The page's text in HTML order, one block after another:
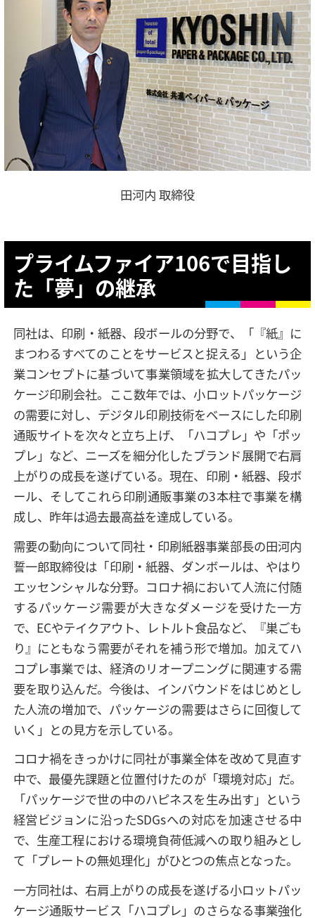
田河内 取締役
プライムファイア106で目指し
た「夢」の継承
同社は、印刷・紙器、段ボールの分野で、「『紙』に
まつわるすべてのことをサービスと捉える」という企
業コンセプトに基づいて事業領域を拡大してきたパッ
ケージ印刷会社。ここ数年では、小ロットパッケージ
の需要に対し、デジタル印刷技術をベースにした印刷
通販サイトを次々と立ち上げ、「ハコプレ」や「ポッ
プレ」など、ニーズを細分化したブランド展開で右肩
上がりの成長を遂げている。現在、印刷・紙器、段ボ
ール、そしてこれら印刷通販事業の3本柱で事業を構
成し、昨年は過去最高益を達成している。
需要の動向について同社・印刷紙器事業部長の田河内
誓一郎取締役は「印刷・紙器、ダンボールは、やはり
エッセンシャルな分野。コロナ禍において人流に付随
するパッケージ需要が大きなダメージを受けた一方
で、ECやテイクアウト、レトルト食品など、『巣ごも
り』にともなう需要がそれを補う形で増加。加えてハ
コプレ事業では、経済のリオープニングに関連する需
要を取り込んだ。今後は、インバウンドをはじめとし
た人流の増加で、パッケージの需要はさらに回復して
いく」との見方を示している。
コロナ禍をきっかけに同社が事業全体を改めて見直す
中で、最優先課題と位置付けたのが「環境対応」だ。
「パッケージで世の中のハピネスを生み出す」という
経営ビジョンに沿ったSDGsへの対応を加速させる中
で、生産工程における環境負荷低減への取り組みとし
て「プレートの無処理化」がひとつの焦点となった。
一方同社は、右肩上がりの成長を遂げる小ロットパッ
ケージ通販サービス「ハコプレ」のさらなる事業強化